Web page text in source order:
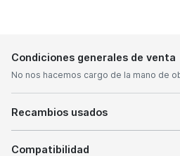
Condiciones generales de venta
No nos hacemos cargo de la mano de
Recambios usados
Compatibilidad